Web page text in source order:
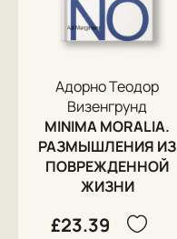
Адорно Теодор
Визенгрунд
MINIMA MORALIA.
РАЗМЫШЛЕНИЯ ИЗ
ПОВРЕЖДЕННОЙ
ЖИЗНИ
£23.39